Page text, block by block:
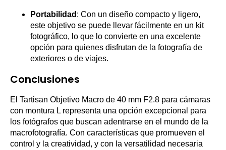
Portabilidad : Con un diseño compacto y ligero,
este objetivo se puede llevar fácilmente en un kit
fotográfico, lo que lo convierte en una excelente
opción para quienes disfrutan de la fotografía de
exteriores o de viajes.
Conclusiones
El Tartisan Objetivo Macro de 40 mm F2.8 para cámaras
con montura L representa una opción excepcional para
los fotógrafos que buscan adentrarse en el mundo de la
macrofotografía. Con características que promueven el
control y la creatividad, y con la versatilidad necesaria